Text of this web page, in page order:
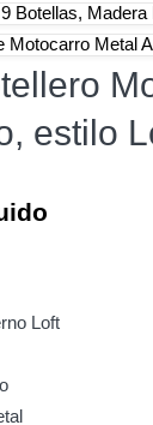
Botellas,
Motocarro Metal
estilo
Loft